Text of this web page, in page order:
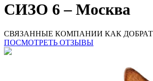
СИЗО 6 – Москва
СВЯЗАННЫЕ КОМПАНИИ КАК
ПОСМОТРЕТЬ ОТЗЫВЫ